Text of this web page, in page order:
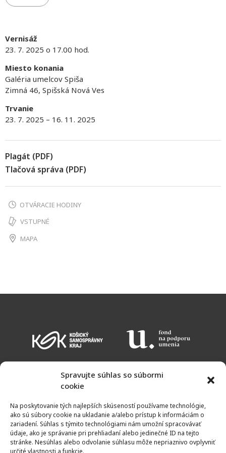
Spravujte súhlas so súbormi
cookie
Na poskytovanie tých najlepších skúseností používame technológie,
ako sú súbory cookie na ukladanie a/alebo prístup k informáciám o
zariadení. Súhlas s týmito technológiami nám umožní spracovávať
údaje, ako je správanie pri prehliadaní alebo jedinečné ID na tejto
stránke. Nesúhlas alebo odvolanie súhlasu môže nepriaznivo ovplyvniť
určité vlastnosti a funkcie.
Vernisáž
23. 7. 2025 o 17.00 hod.
Miesto konania
Galéria umelcov Spiša
Zimná 46, Spišská Nová Ves
Trvanie
23. 7. 2025 – 16. 11. 2025
Plagát (PDF)
Tlačová správa (PDF)
OTVÁRACIE HODINY
VSTUPNÉ
MAPA
KALENDÁR PODUJATÍ
NEWSLETTER